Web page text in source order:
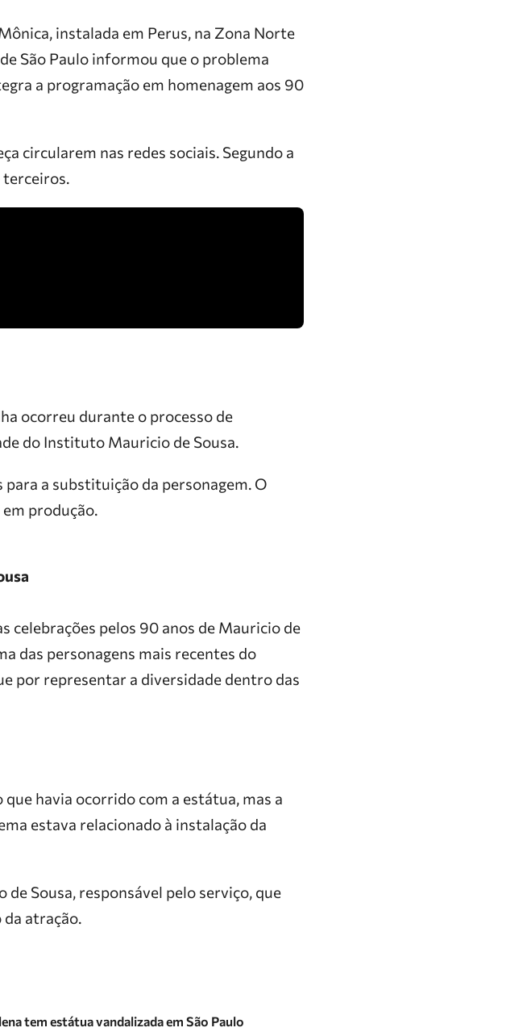
instalada em Perus, na Zona Norte
São Paulo informou que o problema
a programação em homenagem aos 90
circularem nas redes sociais. Segundo a
terceiros.
ocorreu durante o processo de
do Instituto Mauricio de Sousa.
a substituição da personagem. O
produção.
celebrações pelos 90 anos de Mauricio de
das personagens mais recentes do
por representar a diversidade dentro das
havia ocorrido com a estátua, mas a
estava relacionado à instalação da
Sousa, responsável pelo serviço, que
atração.
tem estátua vandalizada em São Paulo